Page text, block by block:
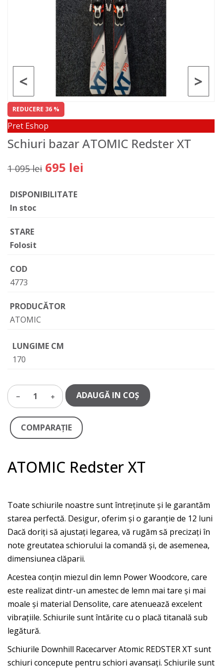
>
<
REDUCERE 36 %
Pret Eshop
Schiuri bazar ATOMIC Redster XT
1 095 lei 695 lei
DISPONIBILITATE
In stoc
STARE
Folosit
COD
4773
PRODUCĂTOR
ATOMIC
LUNGIME CM
170
1 ADAUGĂ IN COŞ
COMPARAŢIE
ATOMIC Redster XT
Toate schiurile noastre sunt întreținute și le garantăm
starea perfectă. Desigur, oferim și o garanție de 12 luni
Dacă doriți să ajustați legarea, vă rugăm să precizați în
note greutatea schiorului la comandă și, de asemenea,
dimensiunea clăparii.
Acestea conțin miezul din lemn Power Woodcore, care
este realizat dintr-un amestec de lemn mai tare și mai
moale și material Densolite, care atenuează excelent
vibrațiile. Schiurile sunt întărite cu o placă titanală sub
legătură.
Schiurile Downhill Racecarver Atomic REDSTER XT sunt
schiuri concepute pentru schiori avansați. Schiurile sunt